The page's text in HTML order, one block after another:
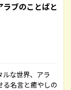
ブのことばと
な世界、アラ
る名言と癒やしの